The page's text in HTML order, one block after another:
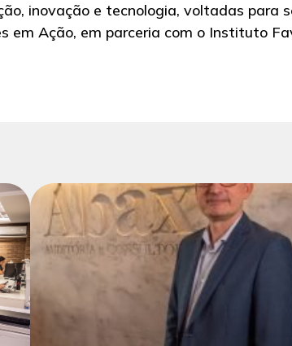
inovação e tecnologia, voltadas para
em Ação, em parceria com o Instituto